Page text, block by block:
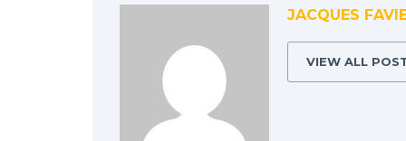
JACQUES
VIEW ALL